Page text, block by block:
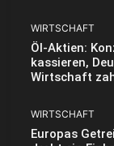
WIRTSCHAFT
Öl-Aktien:
kassieren,
Wirtschaft
WIRTSCHAFT
Europas